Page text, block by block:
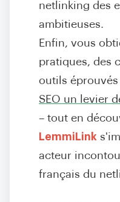
netlinking des
ambitieuses.
Enfin, vous
pratiques, des
outils
SEO un levier
– tout en
LemmiLink
acteur
français du